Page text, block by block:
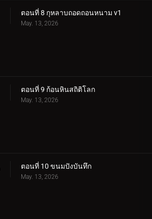
ตอนที่ 8 กุหลาบถอดถอนหนาม v1
May. 13, 2026
ตอนที่ 9 ก้อนหินสถิติโลก
May. 13, 2026
ตอนที่ 10 ขนมปังบันทึก
May. 13, 2026